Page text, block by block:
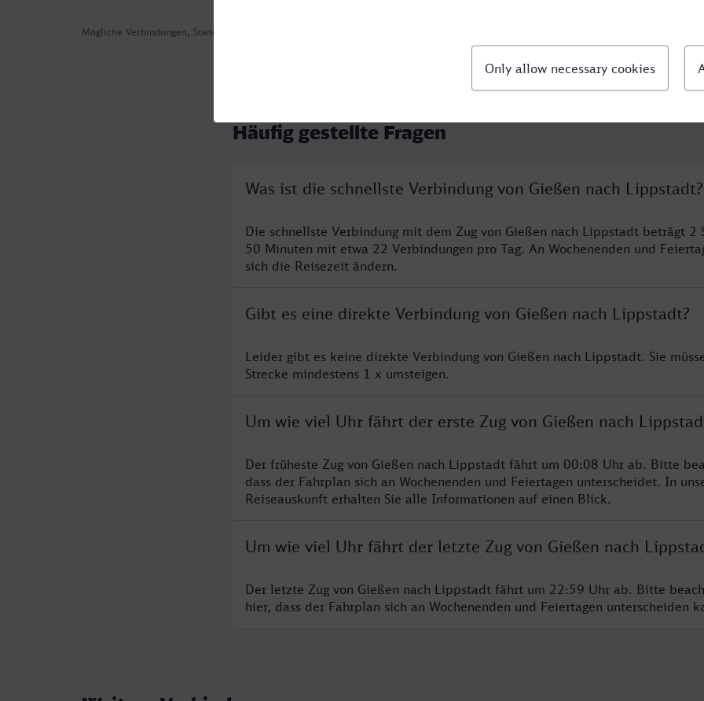
Mögliche Verbindungen, Stand: 2026-08-03 16:28
Häufig gestellte Fragen
Was ist die schnellste Verbindung von Gießen nach Lippstadt?
Die schnellste Verbindung mit dem Zug von Gießen nach Lippstadt beträgt 2
50 Minuten mit etwa 22 Verbindungen pro Tag. An Wochenenden und
sich die Reisezeit ändern.
Gibt es eine direkte Verbindung von Gießen nach Lippstadt?
Leider gibt es keine direkte Verbindung von Gießen nach Lippstadt. Sie
Strecke mindestens 1 x umsteigen.
Um wie viel Uhr fährt der erste Zug von Gießen nach
Der früheste Zug von Gießen nach Lippstadt fährt um 00:08 Uhr ab. Bitte
dass der Fahrplan sich an Wochenenden und Feiertagen unterscheidet. In
Reiseauskunft erhalten Sie alle Informationen auf einen Blick.
Um wie viel Uhr fährt der letzte Zug von Gießen nach
Der letzte Zug von Gießen nach Lippstadt fährt um 22:59 Uhr ab. Bitte
hier, dass der Fahrplan sich an Wochenenden und Feiertagen unterscheiden